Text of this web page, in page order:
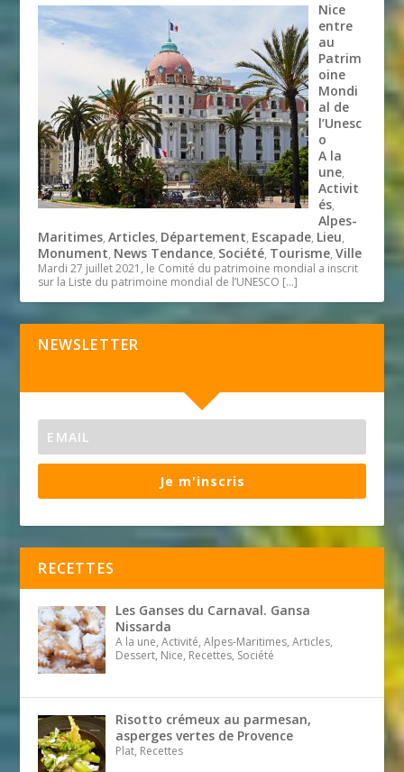
Nice
entre
au
Patrim
oine
Mondi
al de
l’Unesc
o
A la
une,
Activit
és,
Alpes-
Maritimes,Articles, Département, Escapade, Lieu,
Monument, News Tendance, Société, Tourisme,Ville
Mardi 27 juillet 2021, le Comité du patrimoine mondial a inscrit
sur la Liste du patrimoine mondial de l’UNESCO […]
NEWSLETTER
Je m'inscris
RECETTES
Les Ganses du Carnaval. Gansa
Nissarda
A la une, Activité, Alpes-Maritimes, Articles,
Dessert, Nice, Recettes, Société
Risotto crémeux au parmesan,
asperges vertes de Provence
Plat, Recettes